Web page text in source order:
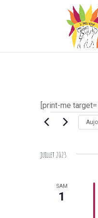
[print-me
Évènements
juillet 2023
SAM
1